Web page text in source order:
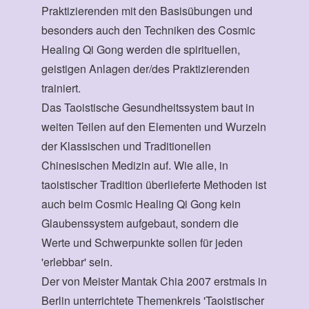
Praktizierenden mit den Basisübungen und
besonders auch den Techniken des Cosmic
Healing Qi Gong werden die spirituellen,
geistigen Anlagen der/des Praktizierenden
trainiert.
Das Taoistische Gesundheitssystem baut in
weiten Teilen auf den Elementen und Wurzeln
der Klassischen und Traditionellen
Chinesischen Medizin auf. Wie alle, in
taoistischer Tradition überlieferte Methoden ist
auch beim Cosmic Healing Qi Gong kein
Glaubenssystem aufgebaut, sondern die
Werte und Schwerpunkte sollen für jeden
'erlebbar' sein.
Der von Meister Mantak Chia 2007 erstmals in
Berlin unterrichtete Themenkreis 'Taoistischer